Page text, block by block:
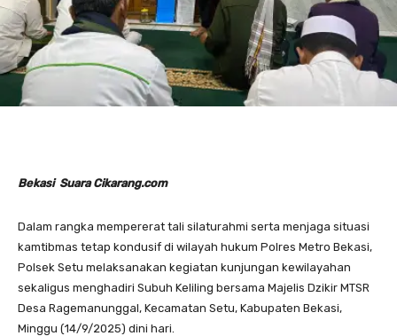
Bekasi Suara Cikarang.com
Dalam rangka mempererat tali silaturahmi serta menjaga situasi
kamtibmas tetap kondusif di wilayah hukum Polres Metro Bekasi,
Polsek Setu melaksanakan kegiatan kunjungan kewilayahan
sekaligus menghadiri Subuh Keliling bersama Majelis Dzikir MTSR
Desa Ragemanunggal, Kecamatan Setu, Kabupaten Bekasi,
Minggu (14/9/2025) dini hari.